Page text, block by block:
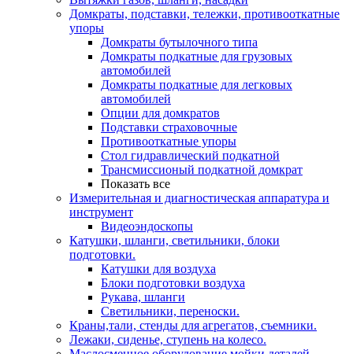
Домкраты, подставки, тележки, противооткатные
упоры
Домкраты бутылочного типа
Домкраты подкатные для грузовых
автомобилей
Домкраты подкатные для легковых
автомобилей
Опции для домкратов
Подставки страховочные
Противооткатные упоры
Стол гидравлический подкатной
Трансмиссионый подкатной домкрат
Показать все
Измерительная и диагностическая аппаратура и
инструмент
Видеоэндоскопы
Катушки, шланги, светильники, блоки
подготовки.
Катушки для воздуха
Блоки подготовки воздуха
Рукава, шланги
Светильники, переноски.
Краны,тали, стенды для агрегатов, съемники.
Лежаки, сиденье, ступень на колесо.